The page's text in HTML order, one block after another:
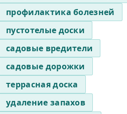
профилактика болезней
пустотелые доски
садовые вредители
садовые дорожки
террасная доска
удаление запахов